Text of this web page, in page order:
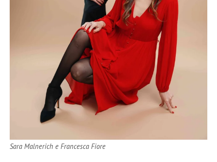
Sara Malnerich e Francesca Fiore